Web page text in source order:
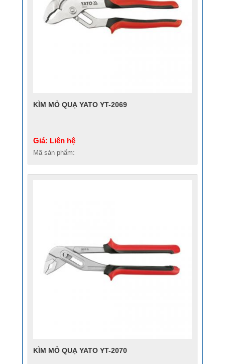
KÌM MỎ QUẠ YATO YT-2069
Giá: Liên hệ
Mã sản phẩm:
KÌM MỎ QUẠ YATO YT-2070